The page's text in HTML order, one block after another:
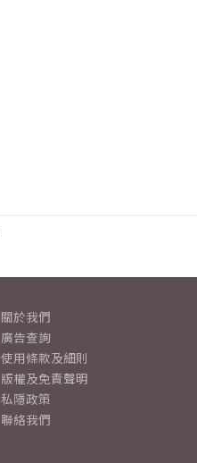
關於我們
廣告查詢
使用條款及細則
版權及免責聲明
私隱政策
聯絡我們